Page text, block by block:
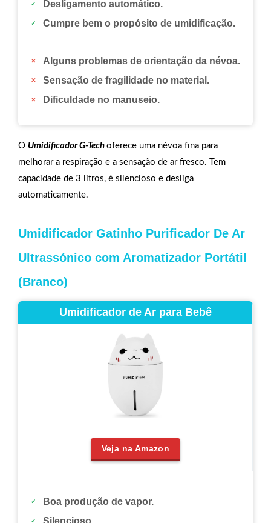
Desligamento automático.
Cumpre bem o propósito de umidificação.
Alguns problemas de orientação da névoa.
Sensação de fragilidade no material.
Dificuldade no manuseio.
O Umidificador G-Tech oferece uma névoa fina para
melhorar a respiração e a sensação de ar fresco. Tem
capacidade de 3 litros, é silencioso e desliga
automaticamente.
Umidificador Gatinho Purificador De Ar
Ultrassónico com Aromatizador Portátil
(Branco)
Umidificador de Ar para Bebê
Veja na Amazon
Boa produção de vapor.